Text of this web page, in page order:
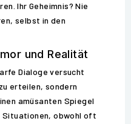
Ihr Geheimnis? Nie
selbst in den
und Realität
Dialoge versucht
erteilen, sondern
amüsanten Spiegel
Situationen, obwohl oft